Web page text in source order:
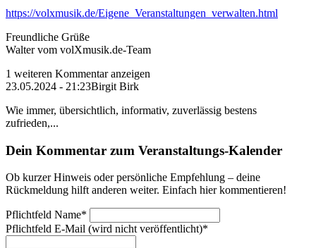
https://volxmusik.de/Eigene_Veranstaltungen_verwalten.html
Freundliche Grüße
Walter vom volXmusik.de-Team
1 weiteren Kommentar anzeigen
23.05.2024 - 21:23Birgit Birk
Wie immer, übersichtlich, informativ, zuverlässig bestens
zufrieden,...
Dein Kommentar zum Veranstaltungs-Kalender
Ob kurzer Hinweis oder persönliche Empfehlung – deine
Rückmeldung hilft anderen weiter. Einfach hier kommentieren!
Pflichtfeld Name*
Pflichtfeld E-Mail (wird nicht veröffentlicht)*